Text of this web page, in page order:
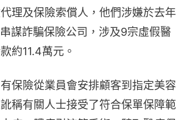
理及保險索償人，他們涉嫌於去年
謀詐騙保險公司，涉及9宗虛假醫
約11.4萬元。
保險從業員會安排顧客到指定美容
稱有關人士接受了符合保單保障範